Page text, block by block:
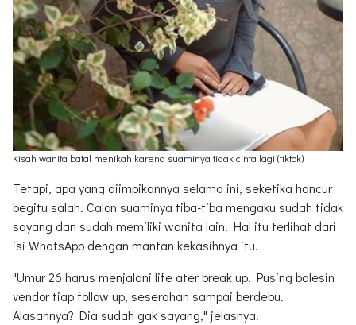
Kisah wanita batal menikah karena suaminya tidak cinta lagi (tiktok)
Tetapi, apa yang diimpikannya selama ini, seketika hancur
begitu salah. Calon suaminya tiba-tiba mengaku sudah tidak
sayang dan sudah memiliki wanita lain. Hal itu terlihat dari
isi WhatsApp dengan mantan kekasihnya itu.
"Umur 26 harus menjalani life ater break up. Pusing balesin
vendor tiap follow up, seserahan sampai berdebu.
Alasannya? Dia sudah gak sayang," jelasnya.